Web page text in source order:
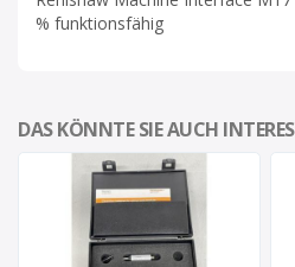
% funktionsfähig
DAS KÖNNTE SIE AUCH